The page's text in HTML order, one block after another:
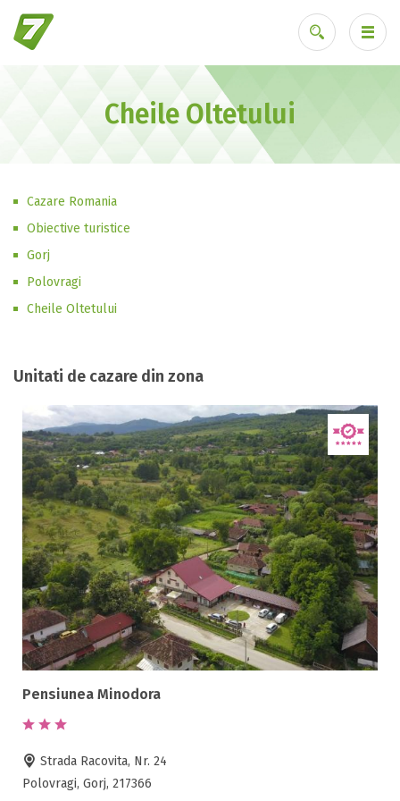
Ai uitat parola?
Cheile Oltetului
Cazare Romania
Obiective turistice
Gorj
Polovragi
Cheile Oltetului
Unitati de cazare din zona
Pensiunea Minodora
Strada Racovita, Nr. 24
Polovragi, Gorj, 217366